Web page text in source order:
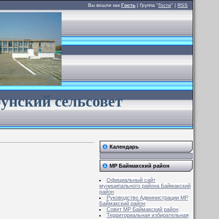
Вы вошли как Гость | Группа "Гости" | RSS
сельсовет
Календарь
МР Баймакский район
Официальный сайт
муниципального района Баймакский
район
Руководство Администрации МР
Баймакский район
Совет MР Баймакский район
Территориальная избирательная